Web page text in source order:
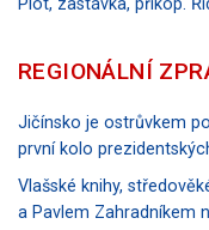
REGIONÁLNÍ
Jičínsko je ostrůvkem
první kolo
Vlašské knihy,
a Pavlem Zahradníkem